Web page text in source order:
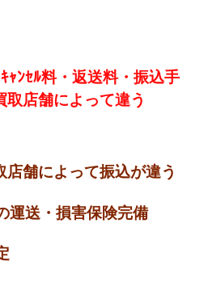
ｬﾝｾﾙ料・返送料・振込手
店舗によって違う
舗によって振込が違う
運送・損害保険完備